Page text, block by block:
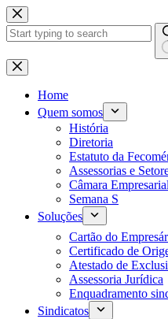
Pular
para
o
Home
Quem somos
História
Diretoria
Estatuto da
Assessorias e
Câmara
Semana S
Soluções
Cartão do
Certificado de
Atestado de
Assessoria Jurídica
Enquadramento
Sindicatos